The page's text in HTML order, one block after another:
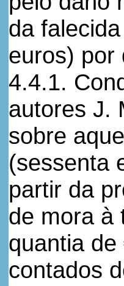
da
euros) por
4.4.1.
autores J.
sobre
(sessenta
partir da
de mora à
quantia
contados